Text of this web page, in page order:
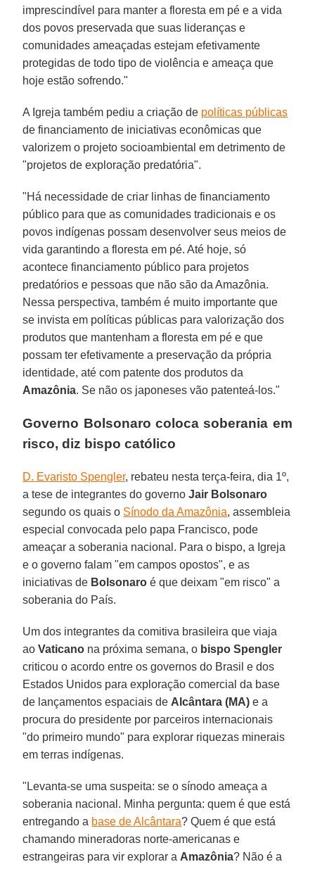
imprescindível para manter a floresta em pé e a vida
dos povos preservada que suas lideranças e
comunidades ameaçadas estejam efetivamente
protegidas de todo tipo de violência e ameaça que
hoje estão sofrendo."
A Igreja também pediu a criação de políticas públicas
de financiamento de iniciativas econômicas que
valorizem o projeto socioambiental em detrimento de
"projetos de exploração predatória".
"Há necessidade de criar linhas de financiamento
público para que as comunidades tradicionais e os
povos indígenas possam desenvolver seus meios de
vida garantindo a floresta em pé. Até hoje, só
acontece financiamento público para projetos
predatórios e pessoas que não são da Amazônia.
Nessa perspectiva, também é muito importante que
se invista em políticas públicas para valorização dos
produtos que mantenham a floresta em pé e que
possam ter efetivamente a preservação da própria
identidade, até com patente dos produtos da
Amazônia. Se não os japoneses vão patenteá-los."
Governo Bolsonaro coloca soberania em
risco, diz bispo católico
D. Evaristo Spengler, rebateu nesta terça-feira, dia 1º,
a tese de integrantes do governoJair Bolsonaro
segundo os quais o Sínodo da Amazônia, assembleia
especial convocada pelo papa Francisco, pode
ameaçar a soberania nacional. Para o bispo, a Igreja
e o governo falam "em campos opostos", e as
iniciativas de Bolsonaro é que deixam "em risco" a
soberania do País.
Um dos integrantes da comitiva brasileira que viaja
aoVaticano na próxima semana, o bispo Spengler
criticou o acordo entre os governos do Brasil e dos
Estados Unidos para exploração comercial da base
de lançamentos espaciais de Alcântara (MA) e a
procura do presidente por parceiros internacionais
"do primeiro mundo" para explorar riquezas minerais
em terras indígenas.
"Levanta-se uma suspeita: se o sínodo ameaça a
soberania nacional. Minha pergunta: quem é que está
entregando a base de Alcântara? Quem é que está
chamando mineradoras norte-americanas e
estrangeiras para vir explorar a Amazônia? Não é a